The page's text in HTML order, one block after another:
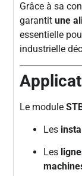
Grâce à sa
garantitune
essentielle
industrielle
Le module
Les
Les